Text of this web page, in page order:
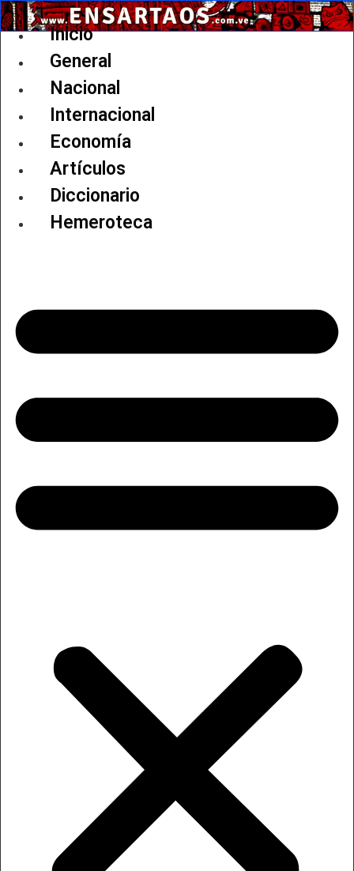
Ir
al
Inicio
General
Nacional
Internacional
Economía
Artículos
Diccionario
Hemeroteca